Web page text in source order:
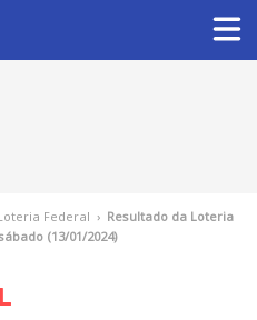
Federal › Resultado da Loteria
(13/01/2024)